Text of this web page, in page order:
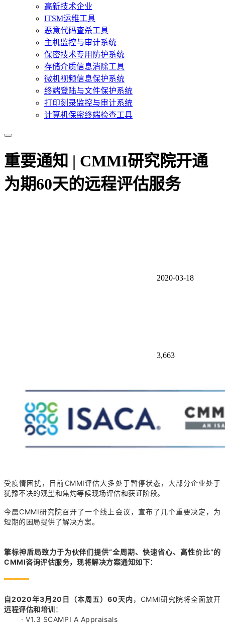
高新技术企业
ITSM运维工具
恶意代码查杀工具
主机监控与审计系统
保密技术专用防护系统
存储介质信息消除工具
微机视频信息保护系统
终端登陆与文件保护系统
打印刻录监控与审计系统
计算机保密终端检查工具
重要通知 | CMMI研究院开通
为期60天的远程评估服务
2020-03-18
3,663
受疫情困扰，目前CMMI评估大多处于暂停状态，大部分企业处于
犹豫不决的观望和焦灼等候现场评估和获证阶段。
今晨CMMI研究院召开了一个线上会议，宣布了几个重要决定，为
短期的困局提供了解决方案。
擎标神盾局致力于为伙伴们提供“全周期、快速省心、 高性价比”的
CMMI咨询评估服务， 现将解决方案通知如下：
自2020年3月20日（本周五）60天内，CMMI研究院将全面放开
远程评估和培训 ：
· V1.3 SCAMPI A Appraisals